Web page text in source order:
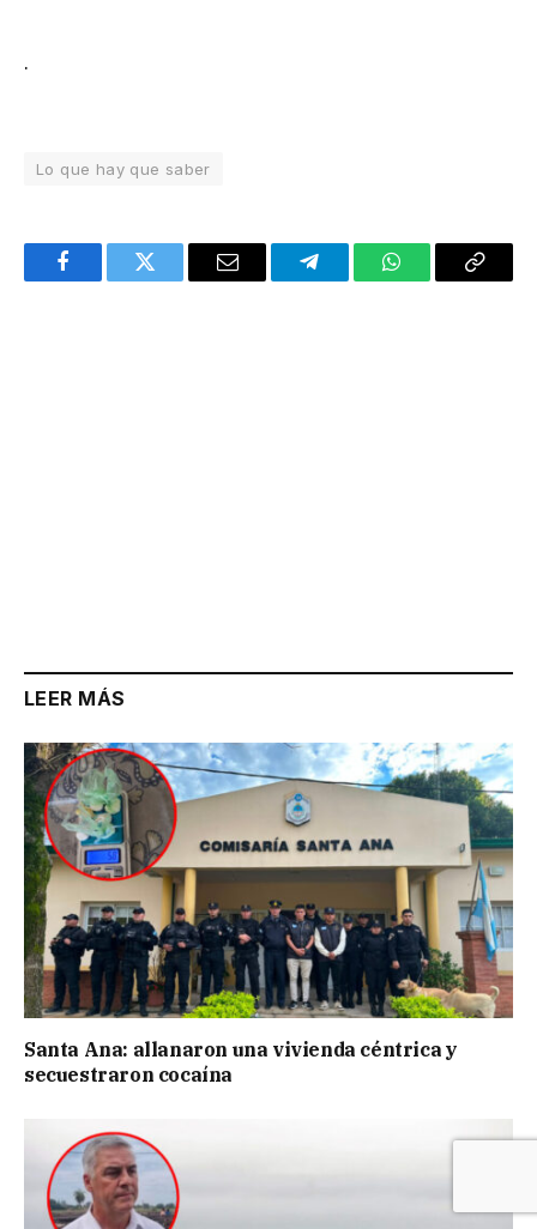
.
Lo que hay que saber
FacebookTwitter Email TelegramWhatsAppCopy
LEER MÁS
Santa Ana: allanaron una vivienda céntrica y
secuestraron cocaína